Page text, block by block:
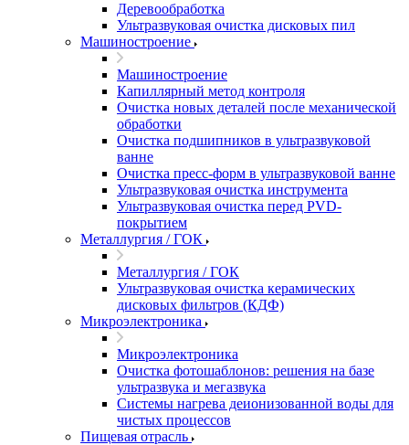
Деревообработка
Ультразвуковая очистка дисковых пил
Машиностроение
Машиностроение
Капиллярный метод контроля
Очистка новых деталей после механической
обработки
Очистка подшипников в ультразвуковой
ванне
Очистка пресс-форм в ультразвуковой ванне
Ультразвуковая очистка инструмента
Ультразвуковая очистка перед PVD-
покрытием
Металлургия / ГОК
Металлургия / ГОК
Ультразвуковая очистка керамических
дисковых фильтров (КДФ)
Микроэлектроника
Микроэлектроника
Очистка фотошаблонов: решения на базе
ультразвука и мегазвука
Системы нагрева деионизованной воды для
чистых процессов
Пищевая отрасль